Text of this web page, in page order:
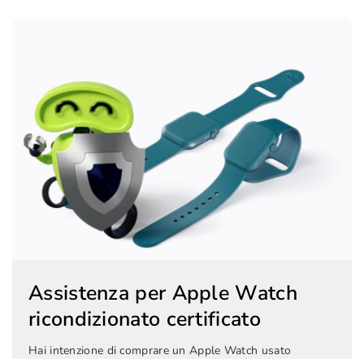
Assistenza per Apple Watch
ricondizionato certificato
Hai intenzione di comprare un Apple Watch usato